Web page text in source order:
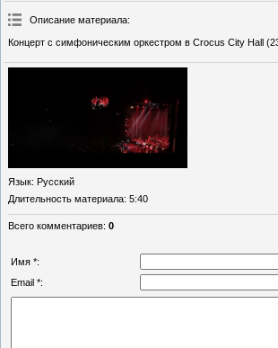
Описание материала:
Концерт с симфоническим оркестром в Crocus City Hall
Язык: Русский
Длительность материала: 5:40
Всего комментариев: 0
Имя *:
Email *: